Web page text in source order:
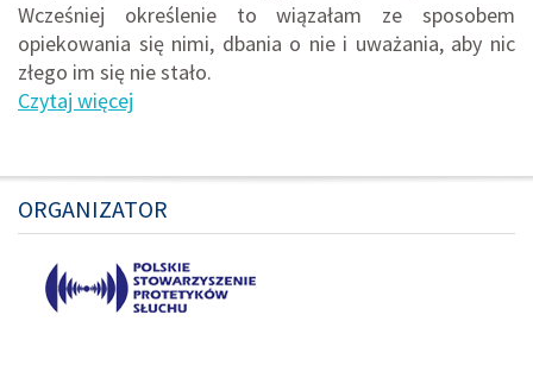
Wcześniej określenie to wiązałam ze sposobem
opiekowania się nimi, dbania o nie i uważania, aby nic
złego im się nie stało.
Czytaj więcej
ORGANIZATOR